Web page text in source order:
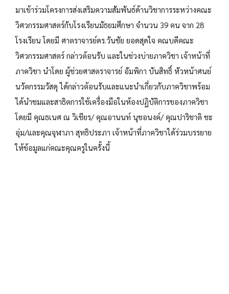
มาเข้าร่วมโครงการส่งเสริมความสัมพันธ์ด้านวิชาการระหว่างคณะ
วิศวกรรมศาสตร์กับโรงเรียนมัธยมศึกษา จำนวน 39 คน จาก 28
โรงเรียน โดยมี ศาตราจารย์ดร.วันชัย ยอดสุดใจ คณบดีคณะ
วิศวกรรมศาสตร์ กล่าวต้อนรับ และในช่วงบ่ายภาควิชา เจ้าหน้าที่
ภาควิชา นำโดย ผู้ช่วยศาสตราจารย์ อัมพิกา บันสิทธิ์ หัวหน้าศนย์
นวัตกรรมวัสดุ ได้กล่าวต้อนรับและแนะนำเกี่ยวกับภาควิชาพร้อม
ได้นำชมและสาธิตการใช้เครื่องมือในห้องปฏิบัติการของภาควิชา
โดยมี คุณธเนศ ณ วิเชียร/ คุณอานนท์ นุชอนงค์/ คุณปาริชาติ ชะ
อุ่ม/และคุณจุฬาภา สุทธิประภา เจ้าหน้าที่ภาควิชาได้ร่วมบรรยาย
ให้ข้อมูลแก่คณะคุณครูในครั้งนี้